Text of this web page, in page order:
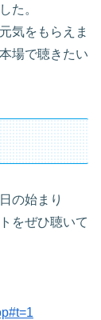
た。
気をもらえま
場で聴きたい
の始まり
をぜひ聴いて